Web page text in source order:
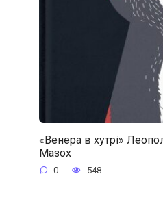
«Венера в хутрі»
Мазох
0 548